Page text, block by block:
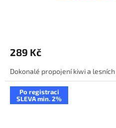
289 Kč
Dokonalé propojení kiwi a
Po registraci
SLEVA min. 2%